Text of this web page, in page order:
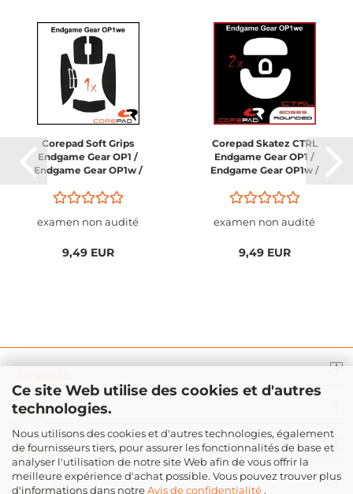
Ce site Web utilise des cookies et d'autres
technologies.
Nous utilisons des cookies et d'autres technologies, également
de fournisseurs tiers, pour assurer les fonctionnalités de base et
analyser l'utilisation de notre site Web afin de vous offrir la
meilleure expérience d'achat possible. Vous pouvez trouver plus
d'informations dans notreAvis de confidentialité .
Corepad Soft Grips
Endgame Gear OP1 /
Endgame Gear OP1w /
Endgame Gear OP1 RGB
examen non audité
9,49 EUR
Corepad Skatez CTRL
Endgame Gear OP1 /
Endgame Gear OP1w /
Endgame Gear OP1 RGB
examen non audité
9,49 EUR
INFO
DROIT
PAIEMENT